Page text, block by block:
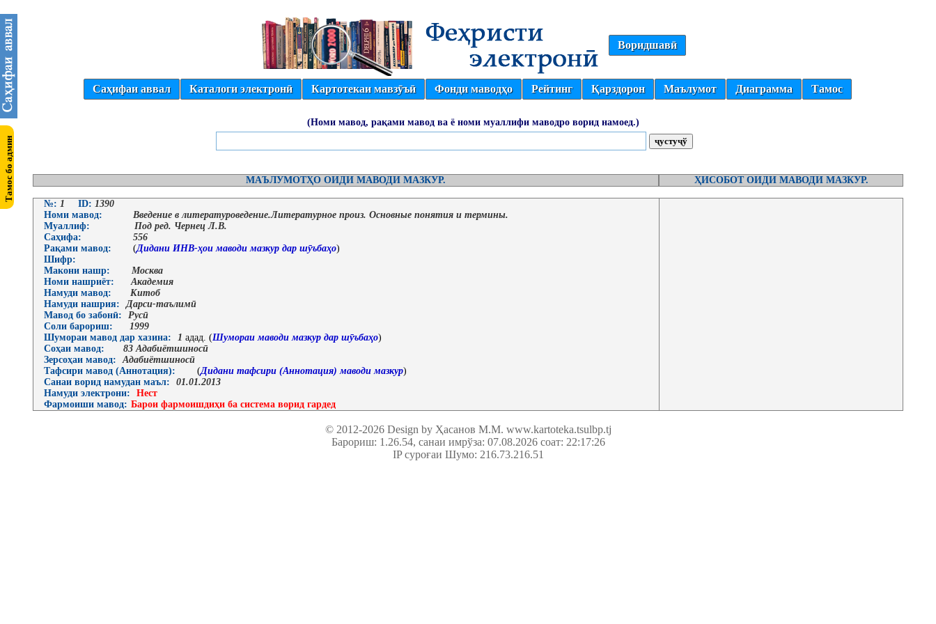
Воридшавӣ
Саҳифаи аввал Каталоги электронӣ Картотекаи мавзӯъӣ Фонди маводҳо Рейтинг Қарздорон Маълумот Диаграмма Тамос
(Номи мавод, рақами мавод ва ё номи муаллифи маводро ворид намоед.)
МАЪЛУМОТҲО ОИДИ МАВОДИ МАЗКУР. ҲИСОБОТ ОИДИ МАВОДИ МАЗКУР.
№: 1 ID: 1390
Номи мавод:
Введение в литературоведение.Литературное произ. Основные понятия и термины.
Муаллиф:
Под ред. Чернец Л.В.
Саҳифа:
556
Рақами мавод:
(Дидани ИНВ-ҳои маводи мазкур дар шӯъбаҳо)
Шифр:
Макони нашр:
Москва
Номи нашриёт:
Академия
Намуди мавод:
Китоб
Намуди нашрия:
Дарси-таълимӣ
Мавод бо забонӣ:
Русӣ
Соли барориш:
1999
Шумораи мавод дар хазина:
1 адад. (Шумораи маводи мазкур дар шӯъбаҳо)
Соҳаи мавод:
83 Адабиётшиносӣ
Зерсоҳаи мавод:
Адабиётшиносӣ
Тафсири мавод (Аннотация):
(Дидани тафсири (Аннотация) маводи мазкур)
Санаи ворид намудан маъл:
01.01.2013
Намуди электрони:
Нест
Фармоиши мавод: Барои фармоишдиҳи ба система ворид гардед
© 2012-2026 Design by Ҳасанов М.М. www.kartoteka.tsulbp.tj
Барориш: 1.26.54, санаи имрўза: 07.08.2026 соат: 22:17:26
IP суроғаи Шумо: 216.73.216.51